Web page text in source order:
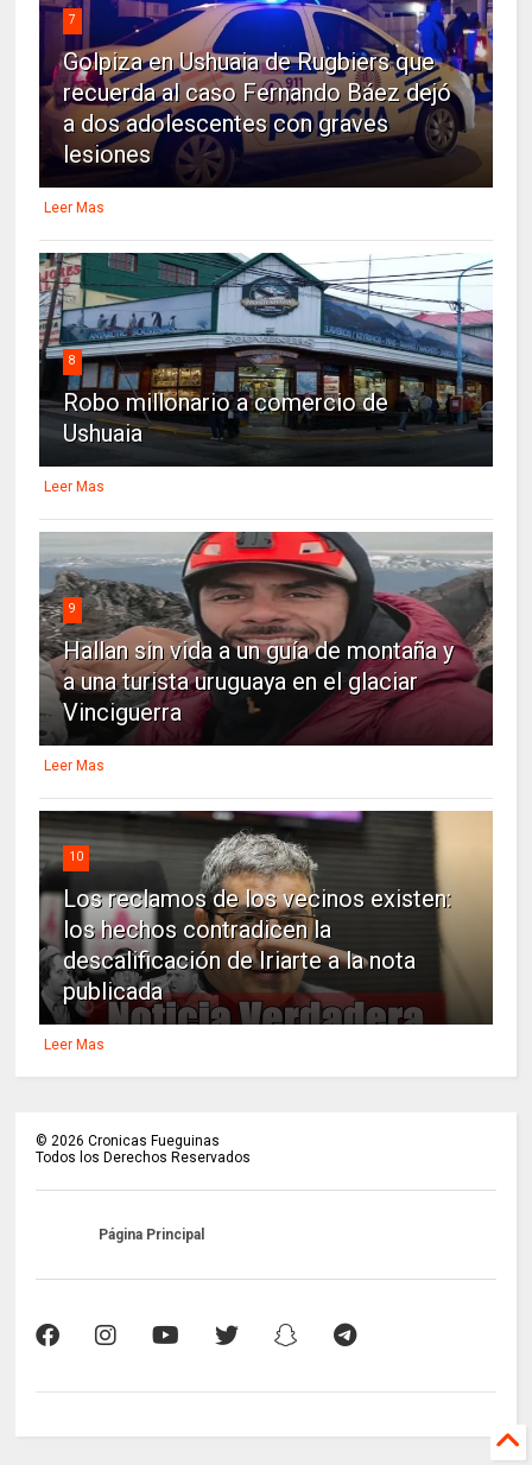
7
Golpiza en Ushuaia de Rugbiers que
recuerda al caso Fernando Báez dejó
a dos adolescentes con graves
lesiones
Leer Mas
8
Robo millonario a comercio de
Ushuaia
Leer Mas
9
Hallan sin vida a un guía de montaña y
a una turista uruguaya en el glaciar
Vinciguerra
Leer Mas
10
Los reclamos de los vecinos existen:
los hechos contradicen la
descalificación de Iriarte a la nota
publicada
Leer Mas
©2026 Cronicas Fueguinas
Todos los Derechos Reservados
Página Principal